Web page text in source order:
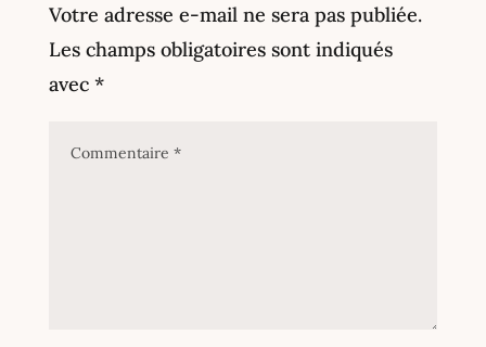
Votre adresse e-mail ne sera pas publiée.
Les champs obligatoires sont indiqués
avec *